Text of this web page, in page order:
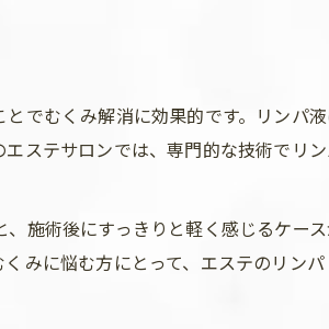
でむくみ解消に効果的です。リンパ
ステサロンでは、専門的な技術でリ
施術後にすっきりと軽く感じるケー
みに悩む方にとって、エステのリン